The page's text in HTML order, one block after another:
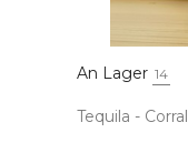
An Lager 14
Tequila -